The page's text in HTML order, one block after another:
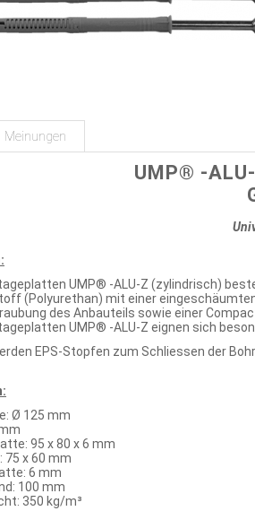
Meinungen
UMP® -
UMP® -ALU-Z (zylindrisch)
(Polyurethan) mit einer
des Anbauteils sowie einer
UMP® -ALU-Z eignen sich
EPS-Stopfen zum Schliessen der
Ø 125 mm
95 x 80 x 6 mm
75 x 60 mm
6 mm
100 mm
350 kg/m³